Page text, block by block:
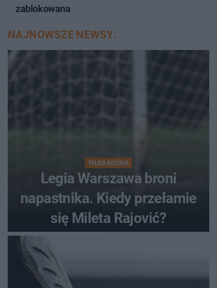
zablokowana
NAJNOWSZE NEWSY:
PIŁKA NOŻNA
Legia Warszawa broni
napastnika. Kiedy przełamie
się Mileta Rajović?